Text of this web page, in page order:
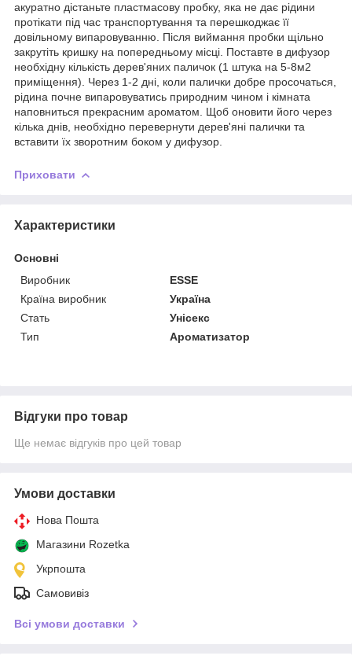
акуратно дістаньте пластмасову пробку, яка не дає рідини
протікати під час транспортування та перешкоджає її
довільному випаровуванню. Після виймання пробки щільно
закрутіть кришку на попередньому місці. Поставте в дифузор
необхідну кількість дерев'яних паличок (1 штука на 5-8м2
приміщення). Через 1-2 дні, коли палички добре просочаться,
рідина почне випаровуватись природним чином і кімната
наповниться прекрасним ароматом. Щоб оновити його через
кілька днів, необхідно перевернути дерев'яні палички та
вставити їх зворотним боком у дифузор.
Приховати
Характеристики
Основні
Виробник
ESSE
Країна виробник
Україна
Стать
Унісекс
Тип
Ароматизатор
Відгуки про товар
Ще немає відгуків про цей товар
Умови доставки
Нова Пошта
Магазини Rozetka
Укрпошта
Самовивіз
Всі умови доставки